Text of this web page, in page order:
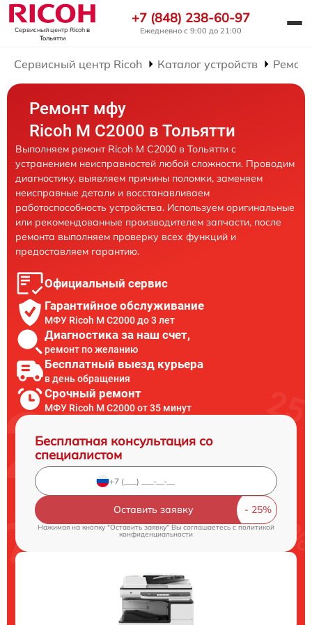
Сервисный центр Ricohв
Тольятти
+7 (848) 238-60-97
Ежедневно с 9:00 до 21:00
Сервисный центр Ricoh Каталог устройств
Ремонт мфу
Ricoh M C2000 в Тольятти
Выполняем ремонт Ricoh M C2000 в Тольятти с
устранением неисправностей любой сложности. Проводим
диагностику, выявляем причины поломки, заменяем
неисправные детали и восстанавливаем
работоспособность устройства. Используем оригинальные
или рекомендованные производителем запчасти, после
ремонта выполняем проверку всех функций и
предоставляем гарантию.
Официальный сервис
Гарантийное обслуживание
МФУ Ricoh M C2000 до 3 лет
Диагностика за наш счет,
ремонт по желанию
Бесплатный выезд курьера
в день обращения
Срочный ремонт
МФУ Ricoh M C2000 от 35 минут
Бесплатная консультация со
специалистом
Оставить заявку
Нажимая на кнопку "Оставить заявку" Вы соглашаетесь c политикой
конфиденциальности